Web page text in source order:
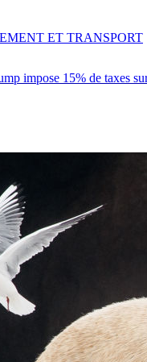
impose 15% de taxes
ET TRANSPORT